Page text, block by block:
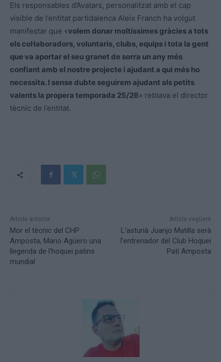
Els responsables d’Avatars, personalitzat amb el cap
visible de l’entitat partidalenca Aleix Franch ha volgut
manifestar que «volem donar moltíssimes gràcies a tots
els col·laboradors, voluntaris, clubs, equips i tota la gent
que va aportar el seu granet de sorra un any més
confiant amb el nostre projecte i ajudant a qui més ho
necessita. I sense dubte seguirem ajudant als petits
valents la propera temporada 25/26» reblava el director
tècnic de l’entitat.
Article anterior
Mor el tècnic del CHP
Amposta, Mario Agüero una
llegenda de l’hoquei patins
mundial
Article següent
L’asturià Juanjo Matilla serà
l’entrenador del Club Hoquei
Patí Amposta